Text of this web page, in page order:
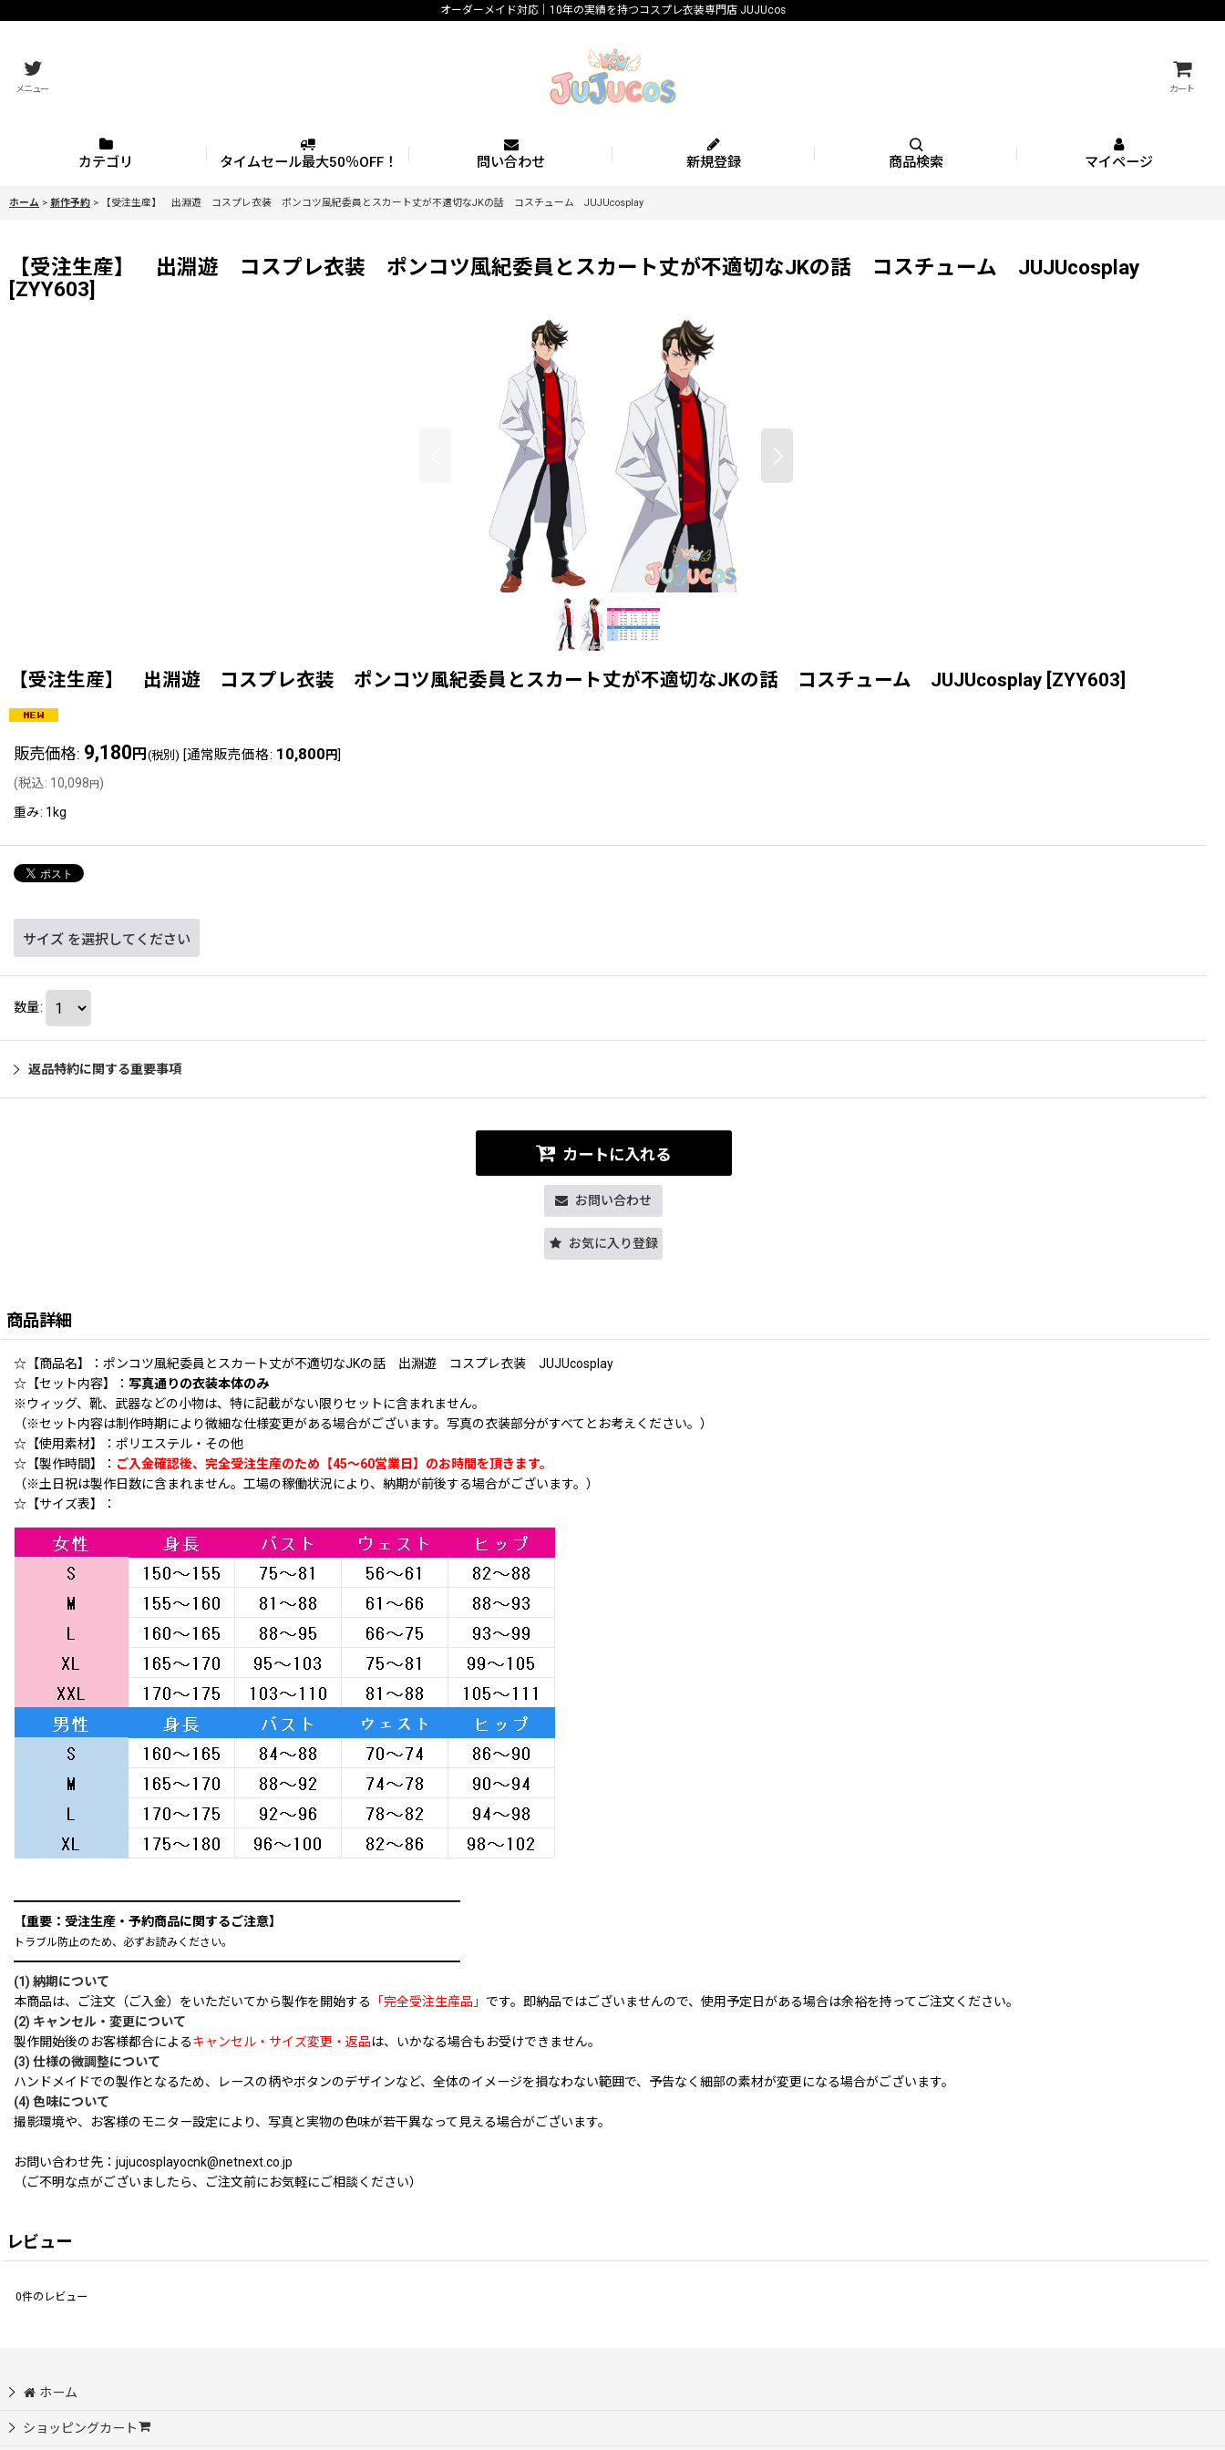
オーダーメイド対応｜10年の実績を持つコスプレ衣装専門店 JUJUcos
メニュー カート
カテゴリ タイムセール最大50％OFF！ 問い合わせ 新規登録 商品検索 マイページ
ホーム > 新作予約 > 【受注生産】 出淵遊 コスプレ衣装 ポンコツ風紀委員とスカート丈が不適切なJKの話 コスチューム JUJUcosplay
【受注生産】 出淵遊 コスプレ衣装 ポンコツ風紀委員とスカート丈が不適切なJKの話 コスチューム JUJUcosplay
[ZYY603]
【受注生産】 出淵遊 コスプレ衣装 ポンコツ風紀委員とスカート丈が不適切なJKの話 コスチューム JUJUcosplay [ZYY603]
販売価格: 9,180 円 (税別) [通常販売価格: 10,800 円]
(税込: 10,098円)
重み: 1kg
サイズ を選択してください
数量:
返品特約に関する重要事項
カートに入れる
お問い合わせ
お気に入り登録
商品詳細
☆【商品名】：ポンコツ風紀委員とスカート丈が不適切なJKの話 出淵遊 コスプレ衣装 JUJUcosplay
☆【セット内容】： 写真通りの衣装本体のみ
※ウィッグ、靴、武器などの小物は、特に記載がない限りセットに含まれません。
（※セット内容は制作時期により微細な仕様変更がある場合がございます。写真の衣装部分がすべてとお考えください。）
☆【使用素材】：ポリエステル・その他
☆【製作時間】： ご入金確認後、完全受注生産のため【45〜60営業日】のお時間を頂きます。
（※土日祝は製作日数に含まれません。工場の稼働状況により、納期が前後する場合がございます。）
☆【サイズ表】：
━━━━━━━━━━━━━━━━━━━━━━━━━━━━━━━━━━━
【重要：受注生産・予約商品に関するご注意】
トラブル防止のため、必ずお読みください。
━━━━━━━━━━━━━━━━━━━━━━━━━━━━━━━━━━━
(1) 納期について
本商品は、ご注文（ご入金）をいただいてから製作を開始する
「完全受注生産品」 です。即納品ではございませんので、使用予定日がある場合は余裕を持ってご注文ください。
(2) キャンセル・変更について
製作開始後のお客様都合によるキャンセル・サイズ変更・返品は、いかなる場合もお受けできません。
(3) 仕様の微調整について
ハンドメイドでの製作となるため、レースの柄やボタンのデザインなど、全体のイメージを損なわない範囲で、予告なく細部の素材が変更になる場合がございます。
(4) 色味について
撮影環境や、お客様のモニター設定により、写真と実物の色味が若干異なって見える場合がございます。
お問い合わせ先：jujucosplayocnk@netnext.co.jp
（ご不明な点がございましたら、ご注文前にお気軽にご相談ください）
レビュー
0件のレビュー
ホーム
ショッピングカート